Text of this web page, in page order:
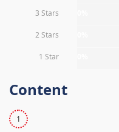
3 Stars
2 Stars
1 Star
Content
1